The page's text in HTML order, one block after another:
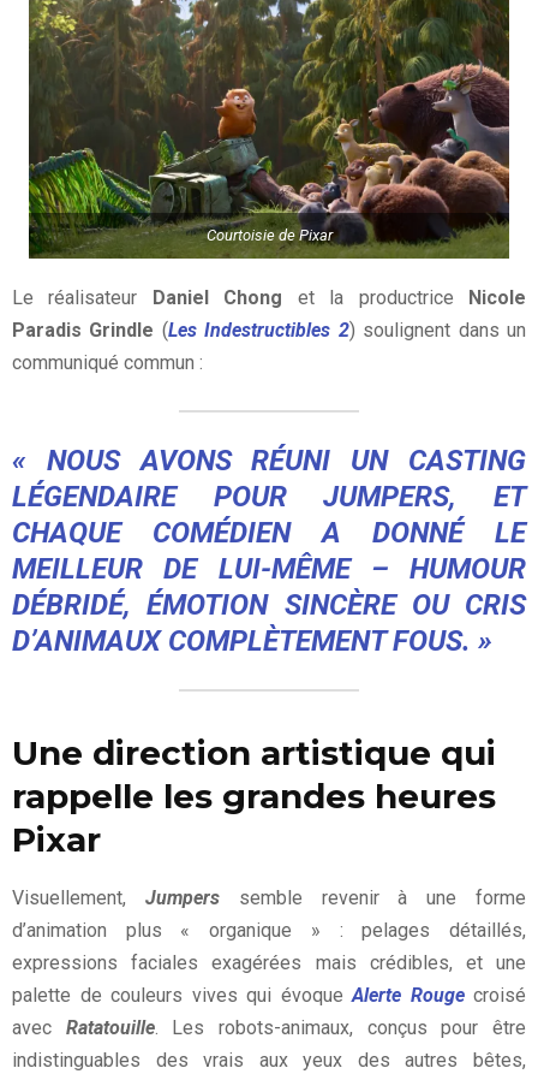
Courtoisie de Pixar
Le réalisateur Daniel Chong et la productrice Nicole
Paradis Grindle (Les Indestructibles 2) soulignent dans un
communiqué commun :
« NOUS AVONS RÉUNI UN CASTING
LÉGENDAIRE POUR JUMPERS, ET
CHAQUE COMÉDIEN A DONNÉ LE
MEILLEUR DE LUI-MÊME – HUMOUR
DÉBRIDÉ, ÉMOTION SINCÈRE OU CRIS
D’ANIMAUX COMPLÈTEMENT FOUS. »
Une direction artistique qui
rappelle les grandes heures
Pixar
Visuellement, Jumpers
semble revenir à une forme
d’animation plus « organique » : pelages détaillés,
expressions faciales exagérées mais crédibles, et une
palette de couleurs vives qui évoqueAlerte Rougecroisé
avec Ratatouille. Les robots-animaux, conçus pour être
indistinguables des vrais aux yeux des autres bêtes,